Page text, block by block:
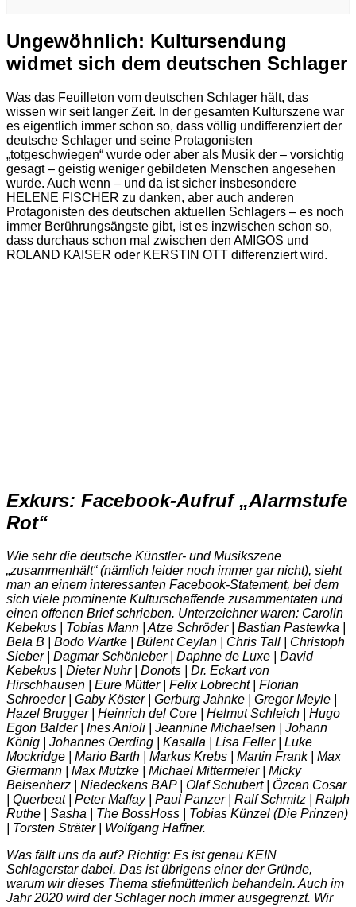
Ungewöhnlich: Kultursendung
widmet sich dem deutschen Schlager
Was das Feuilleton vom deutschen Schlager hält, das
wissen wir seit langer Zeit. In der gesamten Kulturszene war
es eigentlich immer schon so, dass völlig undifferenziert der
deutsche Schlager und seine Protagonisten
„totgeschwiegen“ wurde oder aber als Musik der – vorsichtig
gesagt – geistig weniger gebildeten Menschen angesehen
wurde. Auch wenn – und da ist sicher insbesondere
HELENE FISCHER zu danken, aber auch anderen
Protagonisten des deutschen aktuellen Schlagers – es noch
immer Berührungsängste gibt, ist es inzwischen schon so,
dass durchaus schon mal zwischen den AMIGOS und
ROLAND KAISER oder KERSTIN OTT differenziert wird.
Exkurs: Facebook-Aufruf „Alarmstufe
Rot“
Wie sehr die deutsche Künstler- und Musikszene
„zusammenhält“ (nämlich leider noch immer gar nicht), sieht
man an einem interessanten Facebook-Statement, bei dem
sich viele prominente Kulturschaffende zusammentaten und
einen offenen Brief schrieben. Unterzeichner waren: Carolin
Kebekus | Tobias Mann | Atze Schröder | Bastian Pastewka |
Bela B | Bodo Wartke | Bülent Ceylan | Chris Tall | Christoph
Sieber | Dagmar Schönleber | Daphne de Luxe | David
Kebekus | Dieter Nuhr | Donots | Dr. Eckart von
Hirschhausen | Eure Mütter | Felix Lobrecht | Florian
Schroeder | Gaby Köster | Gerburg Jahnke | Gregor Meyle |
Hazel Brugger | Heinrich del Core | Helmut Schleich | Hugo
Egon Balder | Ines Anioli | Jeannine Michaelsen | Johann
König | Johannes Oerding | Kasalla | Lisa Feller | Luke
Mockridge | Mario Barth | Markus Krebs | Martin Frank | Max
Giermann | Max Mutzke | Michael Mittermeier | Micky
Beisenherz | Niedeckens BAP | Olaf Schubert | Özcan Cosar
| Querbeat | Peter Maffay | Paul Panzer | Ralf Schmitz | Ralph
Ruthe | Sasha | The BossHoss | Tobias Künzel (Die Prinzen)
| Torsten Sträter | Wolfgang Haffner.
Was fällt uns da auf? Richtig: Es ist genau KEIN
Schlagerstar dabei. Das ist übrigens einer der Gründe,
warum wir dieses Thema stiefmütterlich behandeln. Auch im
Jahr 2020 wird der Schlager noch immer ausgegrenzt. Wir